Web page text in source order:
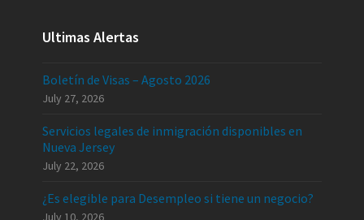
Ultimas Alertas
Boletín de Visas – Agosto 2026
July 27, 2026
Servicios legales de inmigración disponibles en
Nueva Jersey
July 22, 2026
¿Es elegible para Desempleo si tiene un negocio?